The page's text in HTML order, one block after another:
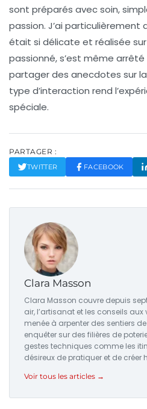
sont préparés avec soin,
passion. J’ai particulièrement
était si délicate et réalisée sur
passionné, s’est même
partager des anecdotes sur
type d’interaction rend
spéciale.
PARTAGER :
TWITTER FACEBOOK
Clara Masson
Clara Masson couvre depuis
air, l’artisanat et les conseils
menée à arpenter des sentiers
enquêter sur des filières de
gestes techniques comme les
désireux de pratiquer et de créer
Voir tous les articles →